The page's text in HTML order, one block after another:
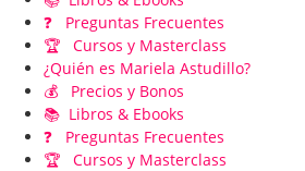
❓ Preguntas Frecuentes
🏆 Cursos y Masterclass
¿Quién es Mariela Astudillo?
💰 Precios y Bonos
📚 Libros & Ebooks
❓ Preguntas Frecuentes
🏆 Cursos y Masterclass